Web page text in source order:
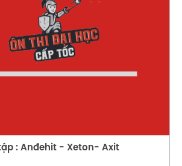
Xem chi tiết
: Anđehit - Xeton- Axit